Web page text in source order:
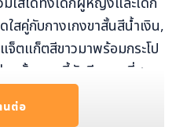
คู่กับกางเกงขาสั้นสีน้ำเงิน,
จ็ตแก็ตสีขาวมาพร้อมกระโป
น ทั้งหมดนี้ยังมีหมวกที่สามา
งตัว ถือเป็นอีกหนึ่งคอลเลค
ในปีนี้ที่ไม่ควรพลาด!
นต่อ